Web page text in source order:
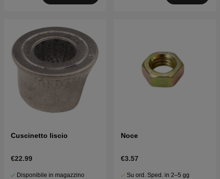
Cuscinetto liscio
€22.99
Disponibile in magazzino
Noce
€3.57
Su ord. Sped. in 2–5 gg